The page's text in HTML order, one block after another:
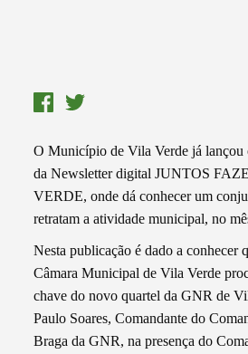
O Município de Vila Verde já lançou
da Newsletter digital JUNTOS
VERDE, onde dá conhecer um
retratam a atividade municipal, no
Nesta publicação é dado a conhecer
Câmara Municipal de Vila Verde
chave do novo quartel da GNR de
Paulo Soares, Comandante do
Braga da GNR, na presença do